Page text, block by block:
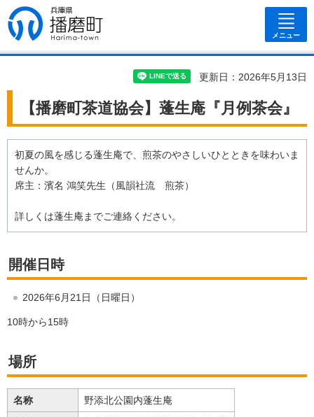
兵庫県 播磨
町
メニュー
更新日：2026年5月13日
【播磨町茶道協会】蓬生庵『月例茶会』
初夏の風を感じる蓬生庵で、煎茶のやさしいひとときを味わいま
せんか。
席主：濱名 鴻笑先生（風韻社流 煎茶）
詳しくは蓬生庵までご連絡ください。
開催日時
2026年6月21日（日曜日）
10時から15時
場所
名称 野添北公園内蓬生庵